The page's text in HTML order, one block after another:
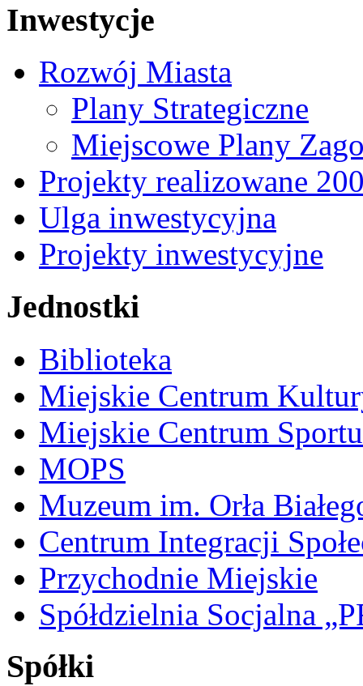
Inwestycje
Rozwój Miasta
Plany Strategiczne
Miejscowe Plany
Projekty realizowane
Ulga inwestycyjna
Projekty inwestycyjne
Jednostki
Biblioteka
Miejskie Centrum
Miejskie Centrum
MOPS
Muzeum im. Orła
Centrum Integracji
Przychodnie Miejskie
Spółdzielnia Socjalna
Spółki